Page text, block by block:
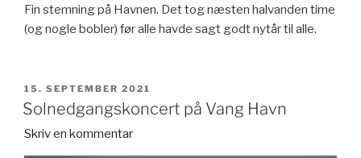
Fin stemning på Havnen. Det tog næsten halvanden time
(og nogle bobler) før alle havde sagt godt nytår til alle.
UDGIVET
DEN
15. SEPTEMBER 2021
Solnedgangskoncert på Vang Havn
Skriv en kommentar